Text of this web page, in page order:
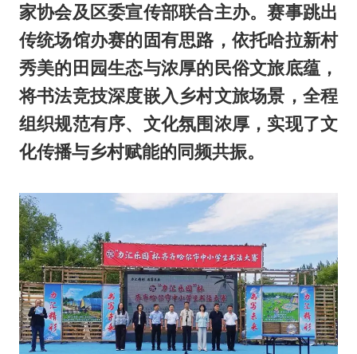
家协会及区委宣传部联合主办。赛事跳出
传统场馆办赛的固有思路，依托哈拉新村
秀美的田园生态与浓厚的民俗文旅底蕴，
将书法竞技深度嵌入乡村文旅场景，全程
组织规范有序、文化氛围浓厚，实现了文
化传播与乡村赋能的同频共振。